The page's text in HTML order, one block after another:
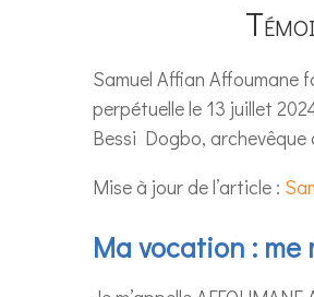
Samuel Affian Affoumane
perpétuelle le 13 juillet
Bessi Dogbo, archevêque
Mise à jour de l’article :
Ma vocation : me